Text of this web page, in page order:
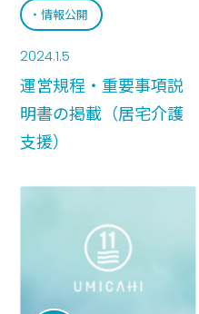
情報公開
2024.1.5
運営規程・重要事項説
明書の掲載（居宅介護
支援）